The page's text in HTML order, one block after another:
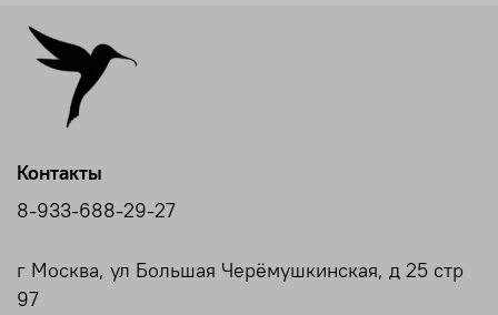
Контакты
8-933-688-29-27
г Москва, ул Большая Черёмушкинская, д 25 стр
97